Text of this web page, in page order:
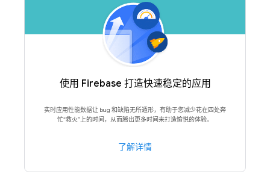
使用 Firebase 打造快速稳定的应用
实时应用性能数据让 bug 和缺陷无所遁形，有助于您减少花在四处奔
忙“救火”上的时间，从而腾出更多时间来打造愉悦的体验。
了解详情